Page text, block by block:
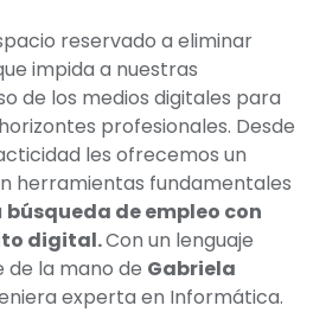
reservado a eliminar
impida a nuestras
de los medios digitales para
profesionales. Desde
les ofrecemos un
herramientas fundamentales
búsqueda de empleo con
digital.Con un lenguaje
de la mano de Gabriela
experta en Informática.